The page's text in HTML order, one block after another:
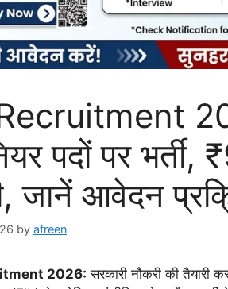
पदों पर
जानें आवेदन
by afreen
2026: सरकारी नौकरी की तैयारी